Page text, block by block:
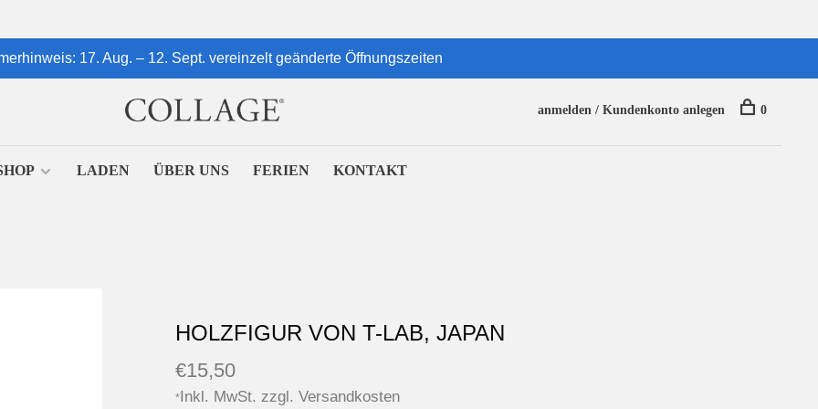
17. Aug. – 12. Sept. vereinzelt geänderte Öffnungszeiten
LADEN ÜBER UNS FERIEN KONTAKT
anmelden / Kundenkonto anlegen 0
HOLZFIGUR VON T-LAB, JAPAN
€15,50
*Inkl. MwSt. zzgl. Versandkosten